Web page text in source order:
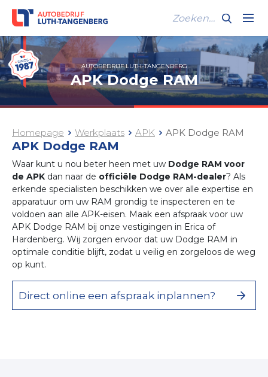
AUTOBEDRIJF LUTH-TANGENBERG
APK Dodge RAM
Homepage Werkplaats APK APK Dodge RAM
APK Dodge RAM
Waar kunt u nou beter heen met uw Dodge RAM voor
de APK dan naar de officiële Dodge RAM-dealer? Als
erkende specialisten beschikken we over alle expertise en
apparatuur om uw RAM grondig te inspecteren en te
voldoen aan alle APK-eisen. Maak een afspraak voor uw
APK Dodge RAM bij onze vestigingen in Erica of
Hardenberg. Wij zorgen ervoor dat uw Dodge RAM in
optimale conditie blijft, zodat u veilig en zorgeloos de weg
op kunt.
Direct online een afspraak inplannen?